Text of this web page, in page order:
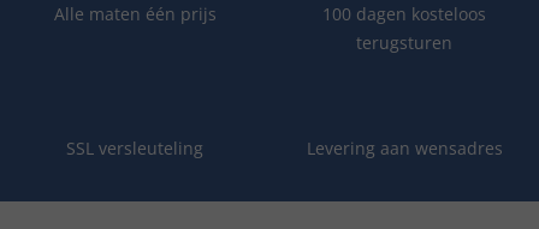
Alle maten één prijs
100 dagen kosteloos
terugsturen
SSL versleuteling Levering aan wensadres